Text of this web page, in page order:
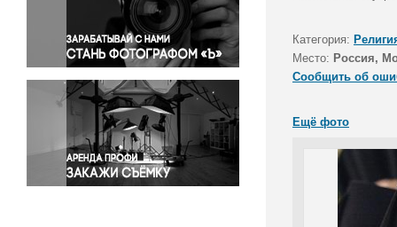
Правосудие
Происшествия и конфликты
Религия
Светская жизнь
Спорт
Экология
Экономика и бизнес
Категория:
Место: Россия,
Сообщить об
Ещё фото